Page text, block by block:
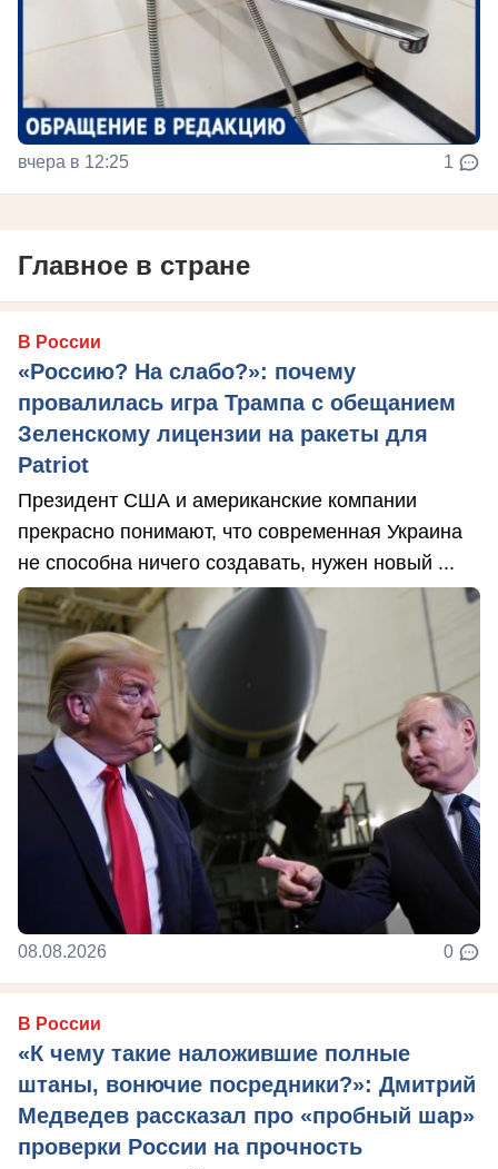
вчера в 12:25 1
Главное в стране
В России
«Россию? На слабо?»: почему
провалилась игра Трампа с обещанием
Зеленскому лицензии на ракеты для
Patriot
Президент США и американские компании
прекрасно понимают, что современная Украина
не способна ничего создавать, нужен новый ...
08.08.2026 0
В России
«К чему такие наложившие полные
штаны, вонючие посредники?»: Дмитрий
Медведев рассказал про «пробный шар»
проверки России на прочность